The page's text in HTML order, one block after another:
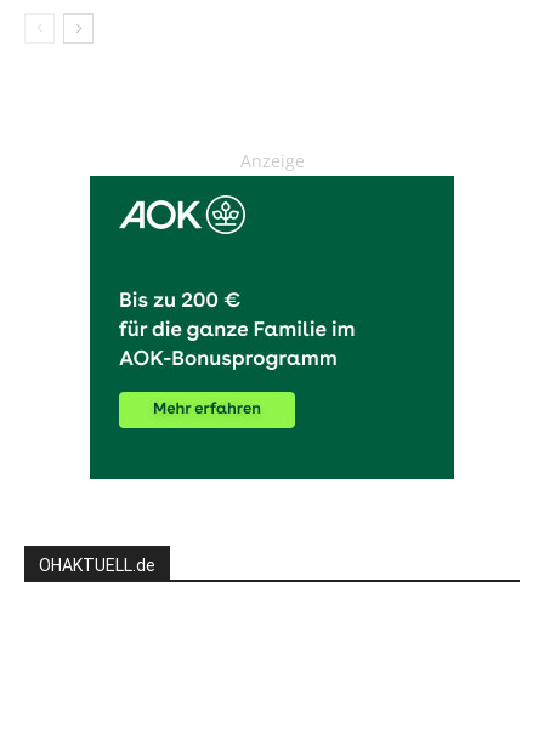
Anzeige
OHAKTUELL.de